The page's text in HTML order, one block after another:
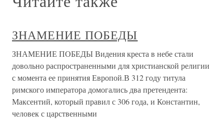
ЗНАМЕНИЕ ПОБЕДЫ
ЗНАМЕНИЕ ПОБЕДЫ Видения креста в небе стали
довольно распространенными для христианской религии
с момента ее принятия Европой.В 312 году титула
римского императора домогались два претендента:
Максентий, который правил с 306 года, и Константин,
человек с царственными